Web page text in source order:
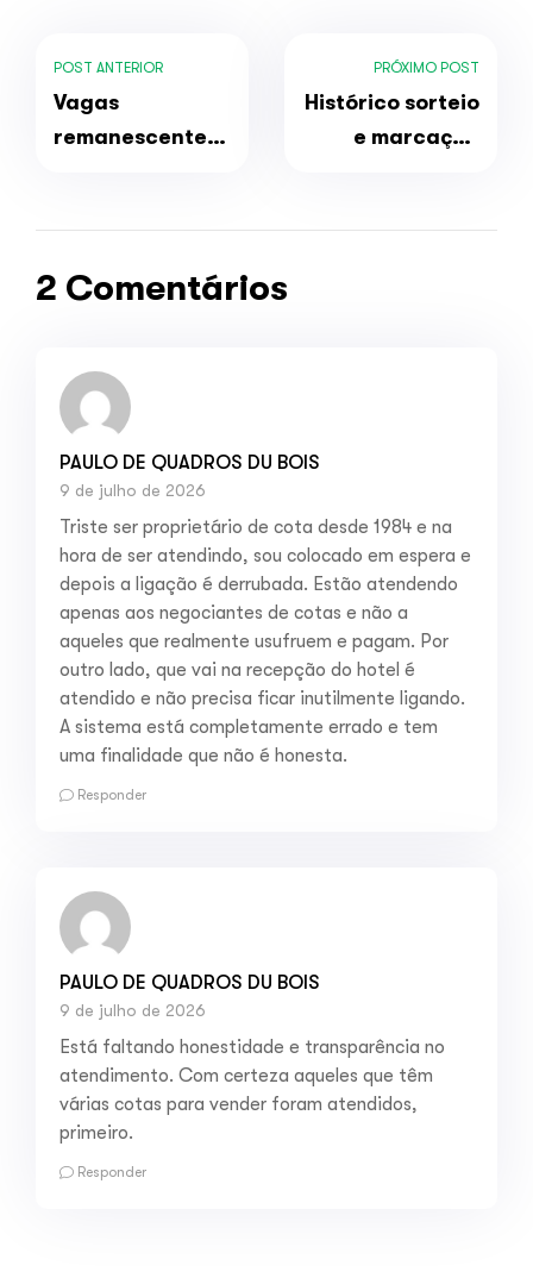
POST ANTERIOR
Vagas
remanescentes
PRÓXIMO POST
Histórico sorteio
e marcação
2 Comentários
PAULO DE QUADROS DU BOIS
9 de julho de 2026
Triste ser proprietário de cota desde 1984 e na
hora de ser atendindo, sou colocado em espera e
depois a ligação é derrubada. Estão atendendo
apenas aos negociantes de cotas e não a
aqueles que realmente usufruem e pagam. Por
outro lado, que vai na recepção do hotel é
atendido e não precisa ficar inutilmente ligando.
A sistema está completamente errado e tem
uma finalidade que não é honesta.
Responder
PAULO DE QUADROS DU BOIS
9 de julho de 2026
Está faltando honestidade e transparência no
atendimento. Com certeza aqueles que têm
várias cotas para vender foram atendidos,
primeiro.
Responder